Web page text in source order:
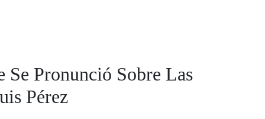
Pronunció Sobre Las
Pérez